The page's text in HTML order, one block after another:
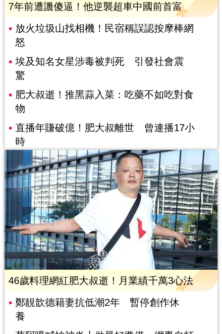
7年前遭譏傻逼！他逆襲超車中國前首富
放火垃圾山找相機！民宿稱誤認按摩棒網
怒
埃及知名女星涉毒被判死 引發社會震
驚
肥大叔逝！推黑蒜入菜：吃藥不如吃對食
物
直播年賺破億！肥大叔離世 曾連播17小
時
46歲料理網紅肥大叔逝！月業績千萬3心法
鄭靚歆德籍妻抗低潮2年 暫停創作休
養